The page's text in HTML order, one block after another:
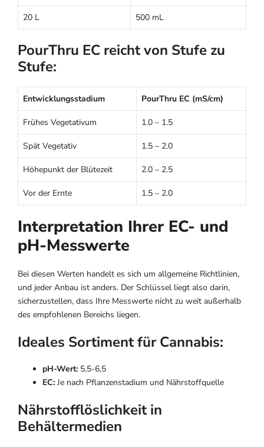
20 L 500 mL
PourThru EC reicht von Stufe zu
Stufe:
Entwicklungsstadium PourThru EC (mS/cm)
Frühes Vegetativum 1.0 – 1.5
Spät Vegetativ 1.5 – 2.0
Höhepunkt der Blütezeit 2.0 – 2.5
Vor der Ernte 1.5 – 2.0
Interpretation Ihrer EC- und
pH-Messwerte
Bei diesen Werten handelt es sich um allgemeine Richtlinien,
und jeder Anbau ist anders. Der Schlüssel liegt also darin,
sicherzustellen, dass Ihre Messwerte nicht zu weit außerhalb
des empfohlenen Bereichs liegen.
Ideales Sortiment für Cannabis:
pH-Wert: 5,5-6,5
EC: Je nach Pflanzenstadium und Nährstoffquelle
Nährstofflöslichkeit in
Behältermedien